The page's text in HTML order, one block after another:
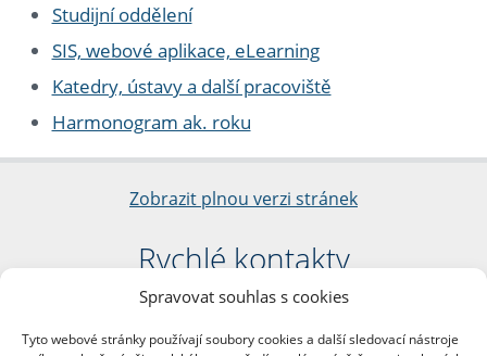
Spravovat souhlas s cookies
Tyto webové stránky používají soubory cookies a další sledovací nástroje
Studijní oddělení
SIS, webové aplikace, eLearning
Katedry, ústavy a další pracoviště
Harmonogram ak. roku
Zobrazit plnou verzi stránek
Rychlé kontakty
Filozofická fakulta
nám. Jana Palacha 1/2